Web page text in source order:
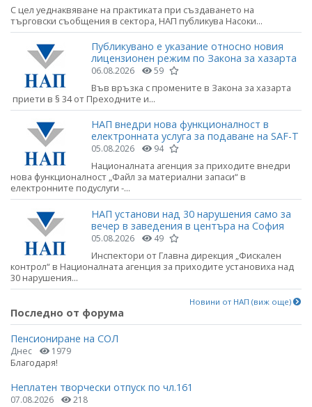
С цел уеднаквяване на практиката при създаването на
търговски съобщения в сектора, НАП публикува Насоки...
Публикувано е указание относно новия
лицензионен режим по Закона за хазарта
06.08.2026 59
Във връзка с промените в Закона за хазарта
приети в § 34 от Преходните и...
НАП внедри нова функционалност в
електронната услуга за подаване на SAF-T
05.08.2026 94
Националната агенция за приходите внедри
нова функционалност „Файл за материални запаси“ в
електронните подуслуги -...
НАП установи над 30 нарушения само за
вечер в заведения в центъра на София
05.08.2026 49
Инспектори от Главна дирекция „Фискален
контрол“ в Националната агенция за приходите установиха над
30 нарушения...
Новини от НАП (виж още)
Последно от форума
Пенсиониране на СОЛ
Днес 1979
Благодаря!
Неплатен творчески отпуск по чл.161
07.08.2026 218